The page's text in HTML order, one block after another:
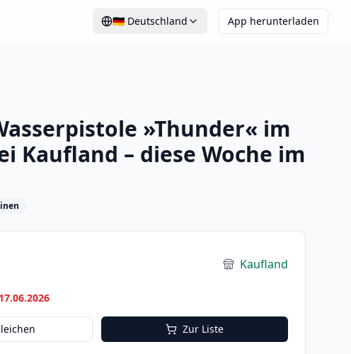
🇩🇪 Deutschland App herunterladen
»Thunder« im
Kaufland – diese Woche im
Kaufland
Zur Liste